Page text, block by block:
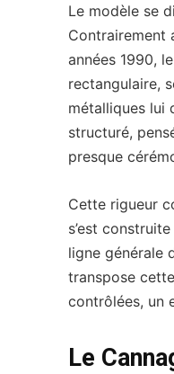
Le modèle se
Contrairement
années 1990,
rectangulaire,
métalliques lui
structuré,
presque
Cette rigueur
s’est
ligne générale
transpose
contrôlées, un
Le